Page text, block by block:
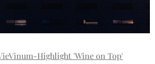
Highlight 'Wine on Top'